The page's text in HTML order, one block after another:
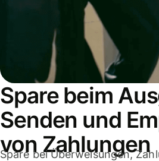
Spare beim
Senden und
von Zahlungen
Spare bei Überweisungen,